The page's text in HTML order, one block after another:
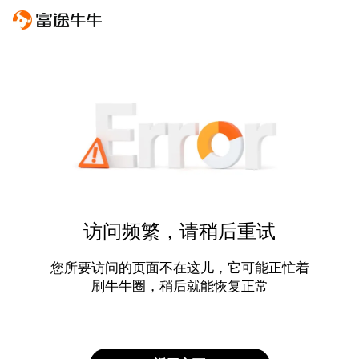
访问频繁，请稍后重试
您所要访问的页面不在这儿，它可能正忙着
刷牛牛圈，稍后就能恢复正常